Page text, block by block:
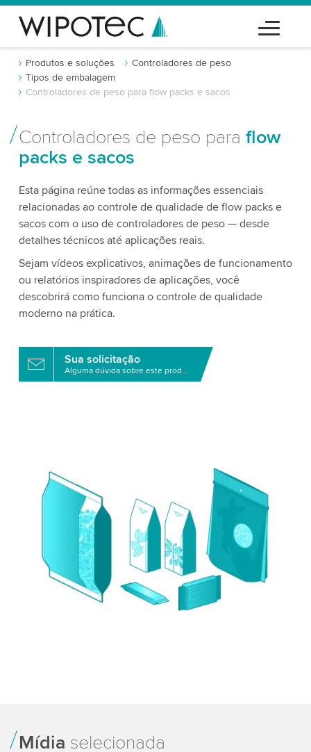
Produtos e soluções
Controladores de peso
Tipos de embalagem
Controladores de peso para flow packs e sacos
Controladores de peso para flow
packs e sacos
Esta página reúne todas as informações essenciais
relacionadas ao controle de qualidade de flow packs e
sacos com o uso de controladores de peso — desde
detalhes técnicos até aplicações reais.
Sejam vídeos explicativos, animações de funcionamento
ou relatórios inspiradores de aplicações, você
descobrirá como funciona o controle de qualidade
moderno na prática.
Sua solicitação
Alguma dúvida sobre este produto?
Mídia selecionada